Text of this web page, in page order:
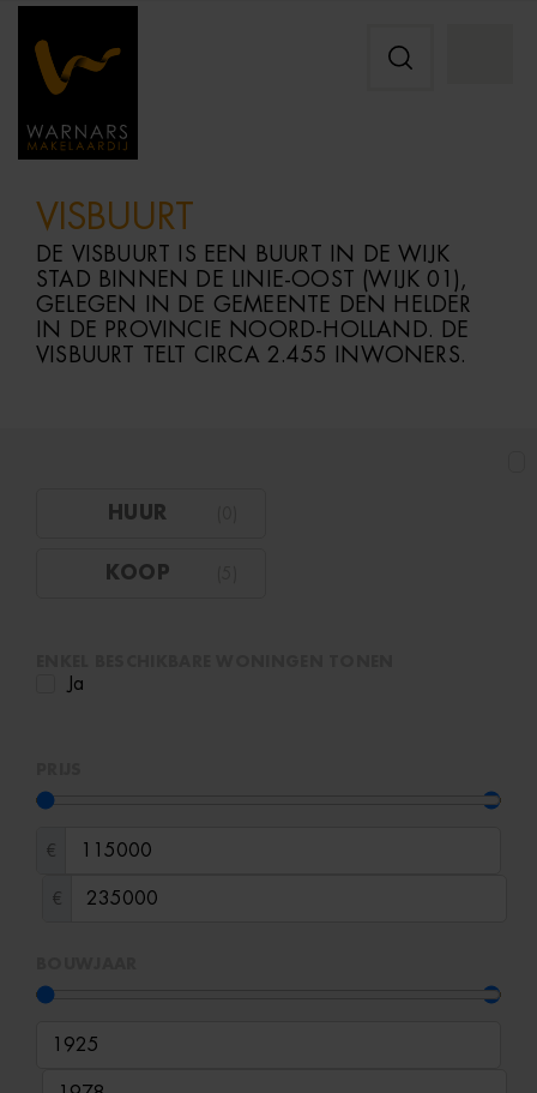
VISBUURT
DE VISBUURT IS EEN BUURT IN DE WIJK
STAD BINNEN DE LINIE-OOST (WIJK 01),
GELEGEN
IN DE GEMEENTE DEN
HELDER
IN
DE PROVINCIE NOORD- HOLLAND.
DE
VISBUURT TELT CIRCA 2.455 INWONERS.
HUUR
KOOP
Ja
€
€